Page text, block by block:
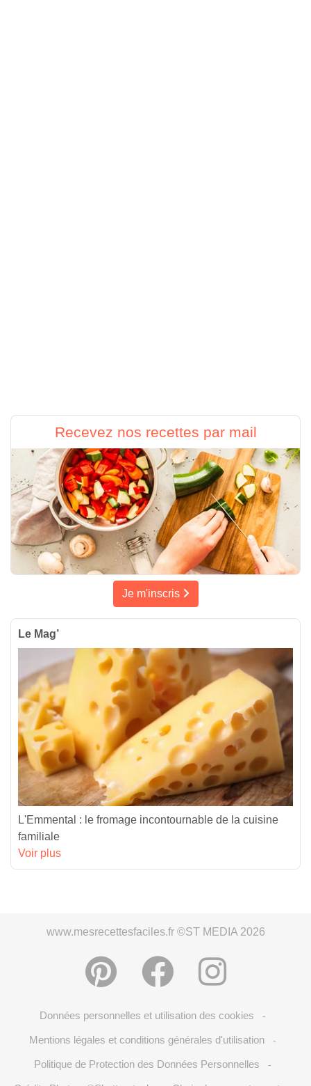
Recevez nos recettes par mail
Je m'inscris
Le Mag’
L'Emmental : le fromage incontournable de la cuisine
familiale
Voir plus
www.mesrecettesfaciles.fr ©ST MEDIA 2026
Données personnelles et utilisation des cookies -
Mentions légales et conditions générales d'utilisation -
Politique de Protection des Données Personnelles -